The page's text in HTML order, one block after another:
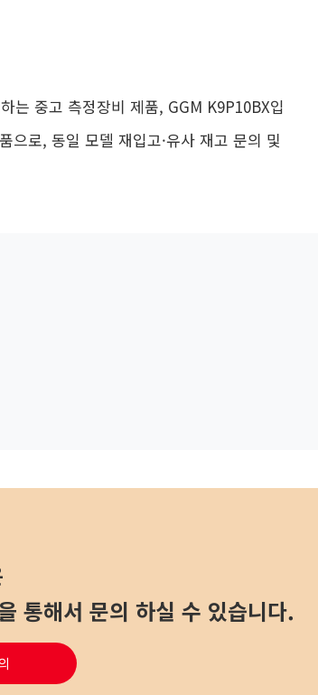
는 중고 측정장비 제품, GGM K9P10BX입
으로, 동일 모델 재입고·유사 재고 문의 및
통해서 문의 하실 수 있습니다.